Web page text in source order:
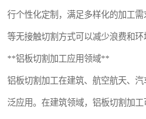
行个性化定制，满足多样化的加工
等无接触切割方式可以减少浪费和环
**铝板切割加工应用领域**
铝板切割加工在建筑、航空航天、
泛应用。在建筑领域，铝板切割加